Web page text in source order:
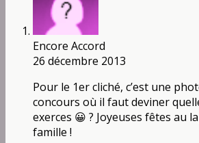
Encore Accord
26 décembre 2013
Pour le 1er cliché, c’est une
concours où il faut deviner
exerces 😀 ? Joyeuses fêtes au
famille !